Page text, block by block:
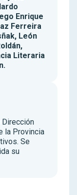
Enrique
Ferreira
León
Literaria
Dirección
la Provincia
Se
su